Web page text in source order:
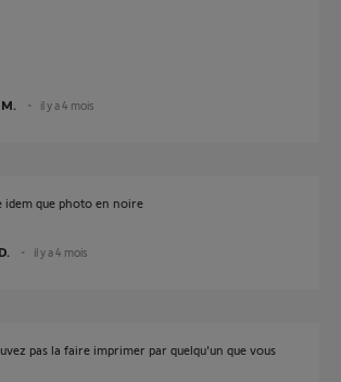
il y a 4 mois
idem que photo en noire
il y a 4 mois
pas la faire imprimer par quelqu'un que vous